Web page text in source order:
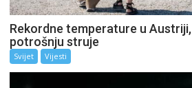
Rekordne temperature u
potrošnju struje
Svijet Vijesti